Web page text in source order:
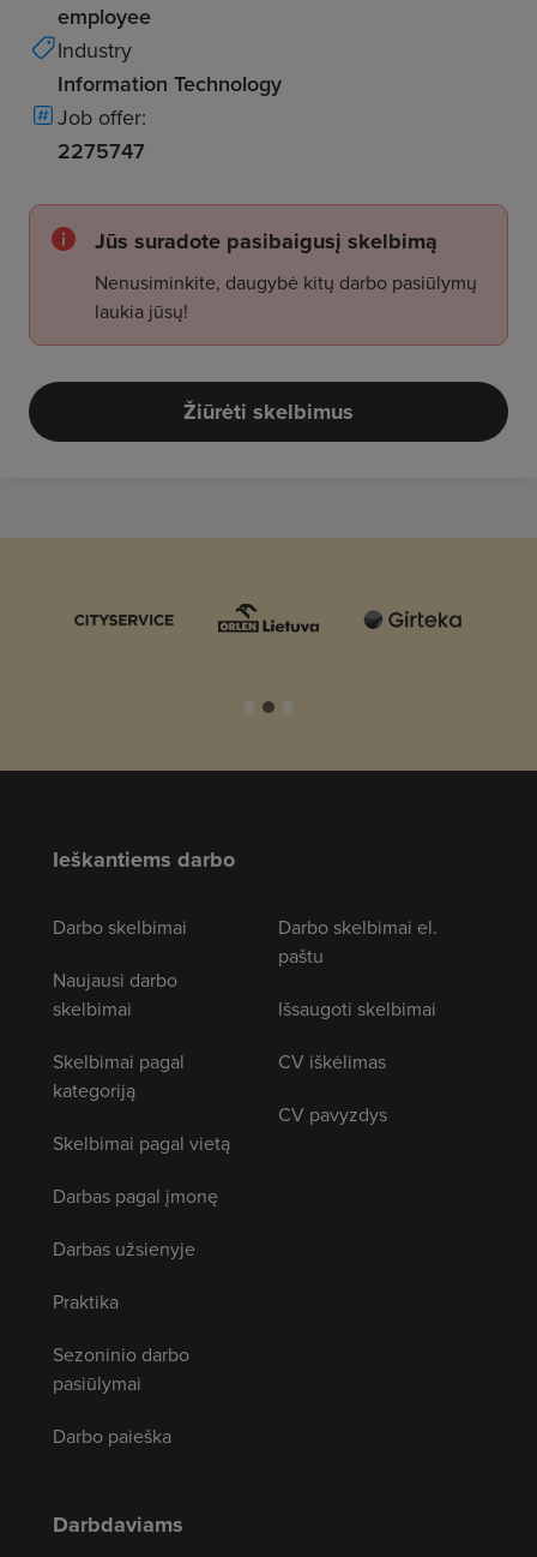
employee
Industry
Information Technology
Job offer:
2275747
Jūs suradote pasibaigusį skelbimą
Nenusiminkite, daugybė kitų darbo pasiūlymų
laukia jūsų!
Žiūrėti skelbimus
Ieškantiems darbo
Darbo skelbimai
Naujausi darbo
skelbimai
Skelbimai pagal
kategoriją
Skelbimai pagal vietą
Darbas pagal įmonę
Darbas užsienyje
Praktika
Sezoninio darbo
pasiūlymai
Darbo paieška
Darbo skelbimai el.
paštu
Išsaugoti skelbimai
CV iškėlimas
CV pavyzdys
Darbdaviams